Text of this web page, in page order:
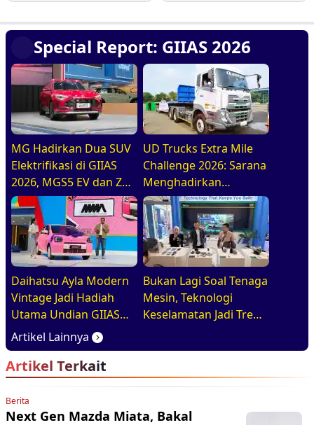
Special Report: GIIAS 2026
MG Hadirkan Dua SUV
Elektrifikasi di GIIAS
2026, MGS5 EV dan ZS
Hybrid+
UD Trucks Extra Mile
Challenge 2026: Sarana
Menghadirkan
Pengemudi Truk Yang
Profesional
Daihatsu Ayla Modern
Vintage Jadi Hadiah
Utama Undian GIIAS
2026, Basisnya Varian
Terlaris
Bukan Lagi Soal Tenaga
Mesin, Teknologi
Keselamatan Jadi Tren
Artikel Lainnya
Artikel Terkait
Berita
Next Gen Mazda Miata, Bakal